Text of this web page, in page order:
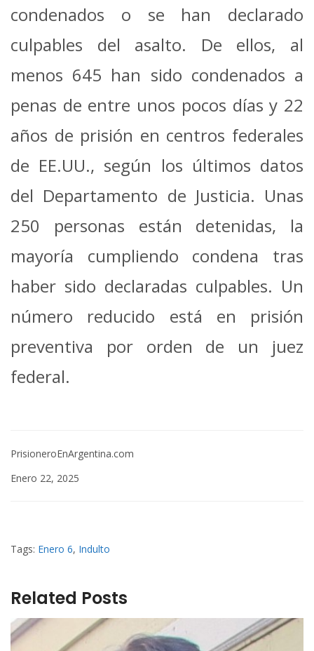
condenados o se han declarado
culpables del asalto. De ellos, al
menos 645 han sido condenados a
penas de entre unos pocos días y 22
años de prisión en centros federales
de EE.UU., según los últimos datos
del Departamento de Justicia. Unas
250 personas están detenidas, la
mayoría cumpliendo condena tras
haber sido declaradas culpables. Un
número reducido está en prisión
preventiva por orden de un juez
federal.
PrisioneroEnArgentina.com
Enero 22, 2025
Tags: Enero 6, Indulto
Related Posts